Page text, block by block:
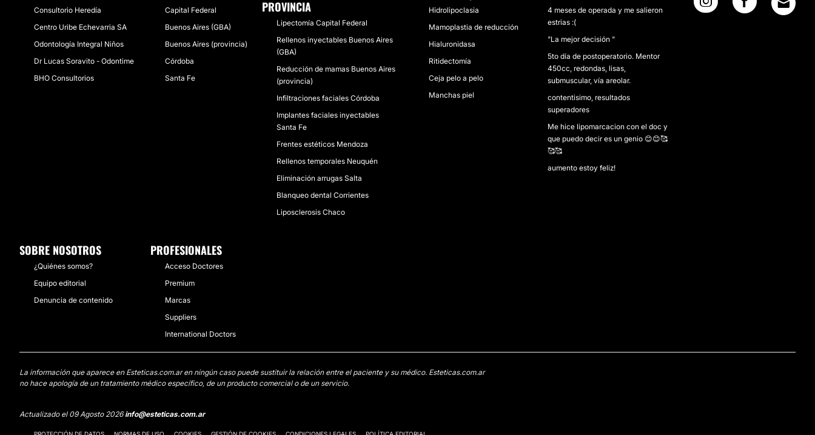
Consultorio Heredía
Centro Uribe Echevarria SA
Odontología Integral Niños
Dr Lucas Soravito - Odontime
BHO Consultorios
Capital Federal
Buenos Aires (GBA)
Buenos Aires (provincia)
Córdoba
Santa Fe
PROVINCIA
Lipectomía Capital Federal
Rellenos inyectables Buenos Aires
(GBA)
Reducción de mamas Buenos Aires
(provincia)
Infiltraciones faciales Córdoba
Implantes faciales inyectables
Santa Fe
Frentes estéticos Mendoza
Rellenos temporales Neuquén
Eliminación arrugas Salta
Blanqueo dental Corrientes
Liposclerosis Chaco
Hidrolipoclasia
Mamoplastia de reducción
Hialuronidasa
Ritidectomía
Ceja pelo a pelo
Manchas piel
4 meses de operada y me salieron
estrias :(
"La mejor decisión "
5to día de postoperatorio. Mentor
450cc, redondas, lisas,
submuscular, vía areolar.
contentisimo, resultados
superadores
Me hice lipomarcacion con el doc y
que puedo decir es un genio 😊😊🥰
🥰🥰
aumento estoy feliz!
SOBRE NOSOTROS
¿Quiénes somos?
Equipo editorial
Denuncia de contenido
PROFESIONALES
Acceso Doctores
Premium
Marcas
Suppliers
International Doctors
La información que aparece en Esteticas.com.ar en ningún caso puede sustituir la relación entre el paciente y su médico. Esteticas.com.ar
no hace apología de un tratamiento médico específico, de un producto comercial o de un servicio.
Actualizado el 09 Agosto 2026info@esteticas.com.ar